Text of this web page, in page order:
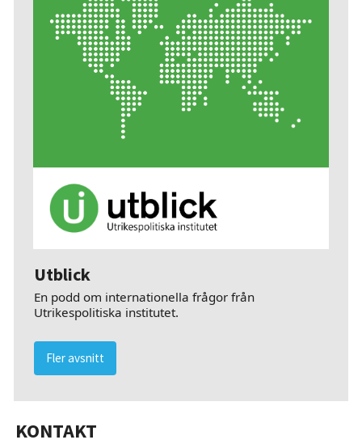
Utblick
En podd om internationella frågor från
Utrikespolitiska institutet.
Fler avsnitt
KONTAKT